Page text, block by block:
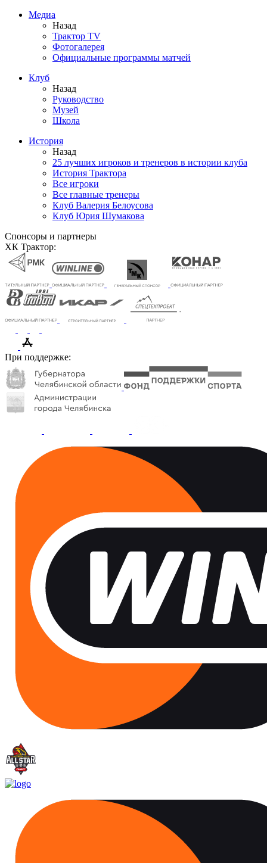
Медиа
Назад
Трактор TV
Фотогалерея
Официальные программы матчей
Клуб
Назад
Руководство
Музей
Школа
История
Назад
25 лучших игроков и тренеров в истории клуба
История Трактора
Все игроки
Все главные тренеры
Клуб Валерия Белоусова
Клуб Юрия Шумакова
Спонсоры и партнеры
ХК Трактор:
При поддержке: